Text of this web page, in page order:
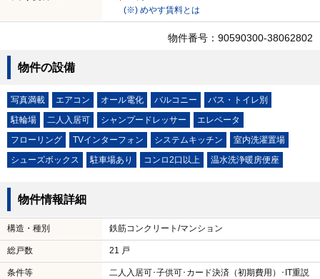
(※) めやす賃料とは
物件番号：90590300-38062802
物件の設備
写真満載 エアコン オール電化 バルコニー
バス・トイレ別
駐輪場
二人入居可 シャンプードレッサー
エレベータ
フローリング
TVインターフォン システムキッチン
室内洗濯置場
シューズボックス
駐車場あり コンロ2口以上 温水洗浄暖房便座
物件情報詳細
構造・種別 鉄筋コンクリート/マンション
総戸数 21 戸
条件等
二人入居可･子供可･カード決済（初期費用）･IT重説